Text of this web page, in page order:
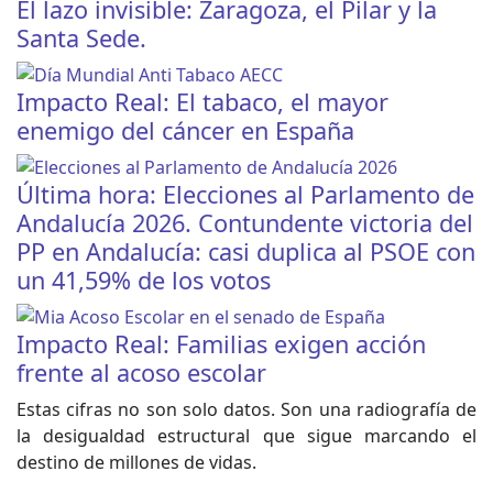
El lazo invisible: Zaragoza, el Pilar y la
Santa Sede.
Impacto Real: El tabaco, el mayor
enemigo del cáncer en España
Última hora: Elecciones al Parlamento de
Andalucía 2026. Contundente victoria del
PP en Andalucía: casi duplica al PSOE con
un 41,59% de los votos
Impacto Real: Familias exigen acción
frente al acoso escolar
Estas cifras no son solo datos. Son una radiografía de
la desigualdad estructural que sigue marcando el
destino de millones de vidas.